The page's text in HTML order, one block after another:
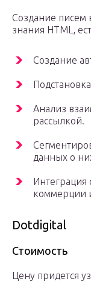
Создание писем
знания HTML,
Создание
Анализ
рассылкой.
данных о
Интеграция
коммерции
Dotdigital
Стоимость
Цену придется